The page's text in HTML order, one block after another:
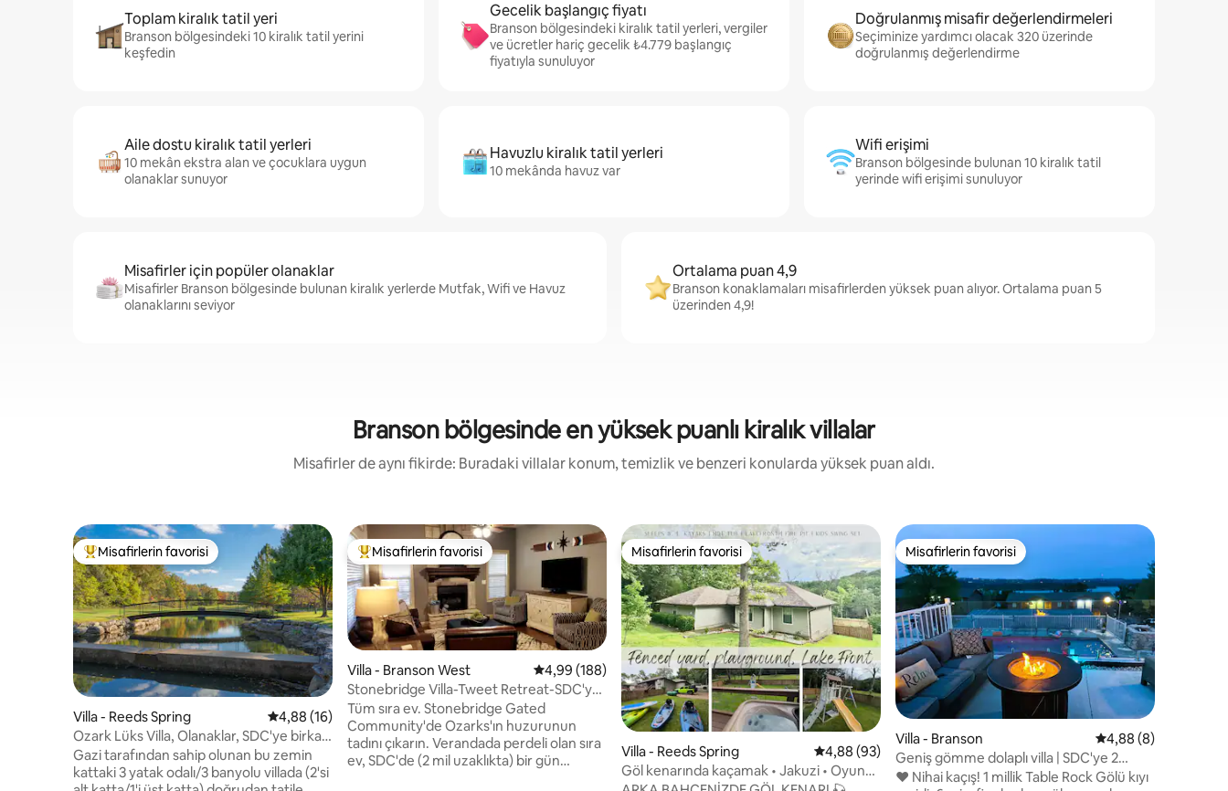
Toplam kiralık tatil yeri
Branson bölgesindeki 10 kiralık tatil yerini
keşfedin
Gecelik başlangıç fiyatı
Branson bölgesindeki kiralık tatil yerleri, vergiler
ve ücretler hariç gecelik ₺4.779 başlangıç
fiyatıyla sunuluyor
Doğrulanmış misafir değerlendirmeleri
Seçiminize yardımcı olacak 320 üzerinde
doğrulanmış değerlendirme
Aile dostu kiralık tatil yerleri
10 mekân ekstra alan ve çocuklara uygun
olanaklar sunuyor
Havuzlu kiralık tatil yerleri
10 mekânda havuz var
Wifi erişimi
Branson bölgesinde bulunan 10 kiralık tatil
yerinde wifi erişimi sunuluyor
Misafirler için popüler olanaklar
Misafirler Branson bölgesinde bulunan kiralık yerlerde Mutfak, Wifi ve Havuz
olanaklarını seviyor
Ortalama puan 4,9
Branson konaklamaları misafirlerden yüksek puan alıyor. Ortalama puan 5
üzerinden 4,9!
Branson bölgesinde en yüksek puanlı kiralık villalar
Misafirler de aynı fikirde: Buradaki villalar konum, temizlik ve benzeri konularda yüksek puan aldı.
Misafirlerin favorilerinden en beğenilenler arasında
Misafirlerin favorisi
Villa - Reeds Spring 5 üzerinden ortalama 4,88 puan, 16 değerlendirme
4,88 (16)
Ozark Lüks Villa, Olanaklar, SDC'ye birkaç
dakika mesafede
Gazi tarafından sahip olunan bu zemin
kattaki 3 yatak odalı/3 banyolu villada (2'si
Misafirlerin favorilerinden en beğenilenler arasında
Misafirlerin favorisi
Villa - Branson West 5 üzerinden ortalama 4,99 puan, 188 değerlendirme
4,99 (188)
Stonebridge Villa-Tweet Retreat-SDC'ye
3 km
Tüm sıra ev. Stonebridge Gated
Community'de Ozarks'ın huzurunun
tadını çıkarın. Verandada perdeli olan sıra
ev, SDC'de (2 mil uzaklıkta) bir gün
Misafirlerin favorisi
Misafirlerin favorisi
Villa - Reeds Spring 5 üzerinden ortalama 4,88 puan, 93 değerlendirme
4,88 (93)
Göl kenarında kaçamak • Jakuzi • Oyun
Misafirlerin favorisi
Misafirlerin favorisi
Villa - Branson 5 üzerinden
4,88 (8)
Geniş gömme dolaplı villa | SDC'ye 2
dakika | Kanolar | Havuz kenarı
❤️ Nihai kaçış! 1 millik Table Rock Gölü kıyı